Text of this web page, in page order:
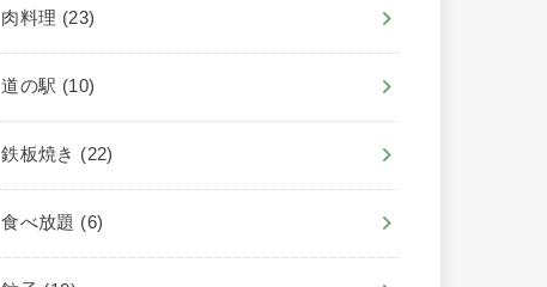
肉料理 (23)
道の駅 (10)
鉄板焼き (22)
食べ放題 (6)